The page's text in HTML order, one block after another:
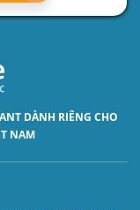
DÀNH RIÊNG CHO
NAM